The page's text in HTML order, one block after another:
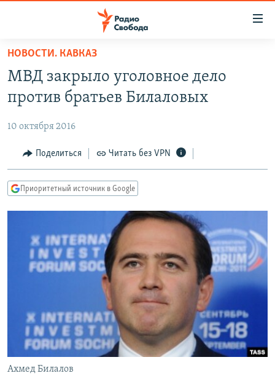
упрощенного
доступа
основному
Вернутся
главной
навигации
Вернутся
поиску
ПОДКАСТЫ
АВТОРСКИЕ ПРОЕКТЫ
ЦИТАТЫ СВОБОДЫ
МНЕНИЯ
IDEL.РЕАЛИИ
СЕВЕР.РЕАЛИИ
СИБИРЬ.РЕАЛИИ
РАСПИСАНИЕ ВЕЩАНИЯ
ПОДПИШИТЕСЬ НА РАССЫЛКУ
СОЦИАЛЬНЫЕ СЕТИ
НОВОСТИ. КАВКАЗ
МВД закрыло уголовное дело
против братьев Билаловых
10 октября 2016
Поделиться Читать без VPN
Приоритетный источник в Google
Ахмед Билалов